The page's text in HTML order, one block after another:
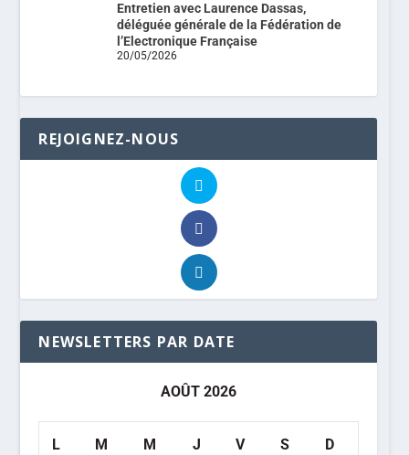
Entretien avec Laurence Dassas,
déléguée générale de la Fédération de
l’Electronique Française
20/05/2026
REJOIGNEZ-NOUS
NEWSLETTERS PAR DATE
AOÛT 2026
L M M J V S D